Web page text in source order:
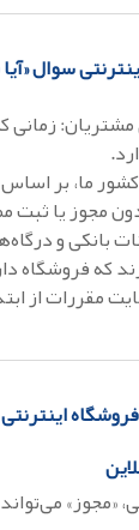
سوال
مشتریان:
ما، بر
مجوز یا
بانکی و
که فروشگاه
مقررات از
«مجوز»